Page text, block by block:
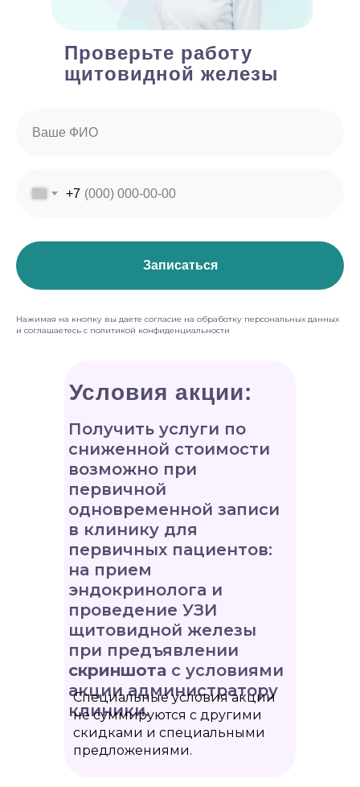
Проверьте работу
щитовидной железы
+7
Записаться
Нажимая на кнопку вы даете согласие на обработку персональных данных
и соглашаетесь c политикой конфиденциальности
Получить услуги по
сниженной стоимости
возможно при
первичной
одновременной записи
в клинику для
первичных пациентов:
на прием
эндокринолога и
проведение УЗИ
щитовидной железы
при предъявлении
скриншота с условиями
акции администратору
клиники.
Условия акции:
Специальные условия акции
не суммируются с другими
скидками и специальными
предложениями.